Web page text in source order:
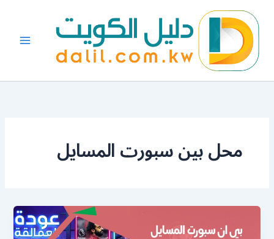
المحتوى
محل بين سبورت المسايل